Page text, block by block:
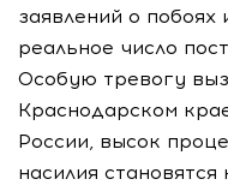
заявлений о побоях
реальное число
Особую тревогу
Краснодарском
России, высок
насилия